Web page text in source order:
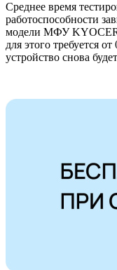
Среднее время
работоспособности
модели МФУ
для этого требуется
устройство снова